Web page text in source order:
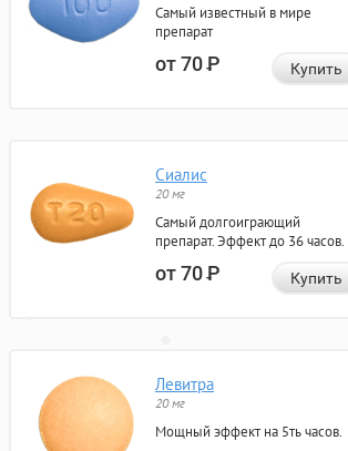
Самый известный в мире
препарат
от 70Р Купить
Сиалис
20 мг
Самый долгоиграющий
препарат. Эффект до 36 часов.
от 70Р Купить
Левитра
20 мг
Мощный эффект на 5ть часов.